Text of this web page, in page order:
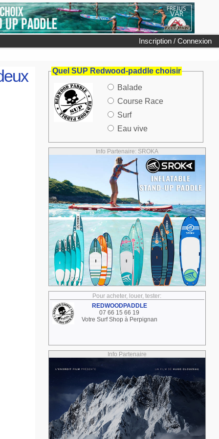
Inscription / Connexion
Quel SUP Redwood-paddle choisir
Balade
Course Race
Surf
Eau vive
Info Partenaire: SROKA
Pour acheter, louer, tester:
REDWOODPADDLE
07 66 15 66 19
Votre Surf Shop à Perpignan
Info Partenaire